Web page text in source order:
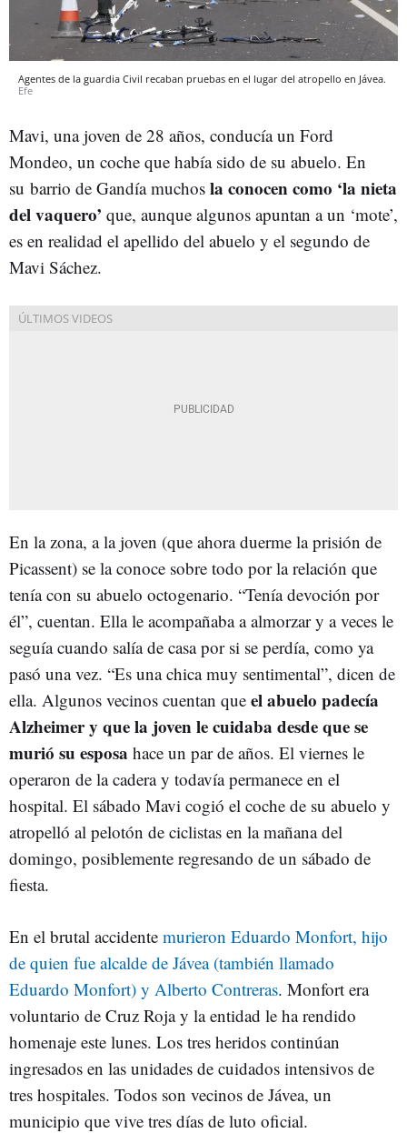
Agentes de la guardia Civil recaban pruebas en el lugar del atropello en Jávea.
Efe
Mavi, una joven de 28 años, conducía un Ford
Mondeo, un coche que había sido de su abuelo. En
su barrio de Gandía muchos la conocen como ‘la nieta
del vaquero’ que, aunque algunos apuntan a un ‘mote’,
es en realidad el apellido del abuelo y el segundo de
Mavi Sáchez.
En la zona, a la joven (que ahora duerme la prisión de
Picassent) se la conoce sobre todo por la relación que
tenía con su abuelo octogenario. “Tenía devoción por
él”, cuentan. Ella le acompañaba a almorzar y a veces le
seguía cuando salía de casa por si se perdía, como ya
pasó una vez. “Es una chica muy sentimental”, dicen de
ella. Algunos vecinos cuentan que el abuelo padecía
Alzheimer y que la joven le cuidaba desde que se
murió su esposa hace un par de años. El viernes le
operaron de la cadera y todavía permanece en el
hospital. El sábado Mavi cogió el coche de su abuelo y
atropelló al pelotón de ciclistas en la mañana del
domingo, posiblemente regresando de un sábado de
fiesta.
En el brutal accidente murieron Eduardo Monfort, hijo
de quien fue alcalde de Jávea (también llamado
Eduardo Monfort) y Alberto Contreras. Monfort era
voluntario de Cruz Roja y la entidad le ha rendido
homenaje este lunes. Los tres heridos continúan
ingresados en las unidades de cuidados intensivos de
tres hospitales. Todos son vecinos de Jávea, un
municipio que vive tres días de luto oficial.